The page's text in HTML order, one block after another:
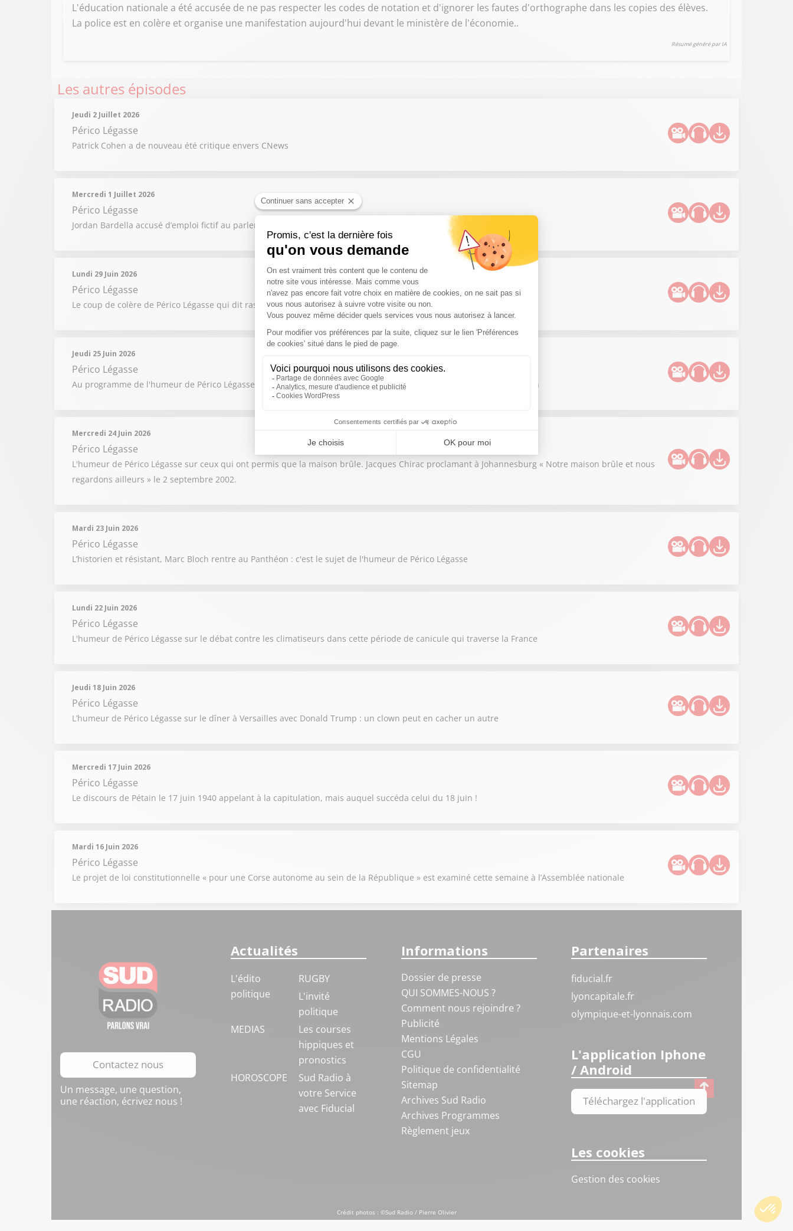
L'éducation nationale a été accusée de ne pas respecter les codes de notation et d'ignorer les fautes d'orthographe dans les copies des élèves.
La police est en colère et organise une manifestation aujourd'hui devant le ministère de l'économie..
Résumé généré par IA
Les autres épisodes
Jeudi 2 Juillet 2026
Périco Légasse
Patrick Cohen a de nouveau été critique envers CNews
Mercredi 1 Juillet 2026
Périco Légasse
Jordan Bardella accusé d’emploi fictif au parlement européen du 16 février au 30 juin… 2015. Quel heureux hasard !
Lundi 29 Juin 2026
Périco Légasse
Le coup de colère de Périco Légasse qui dit ras le bol des juges qui se croient au dessus des lois.
Jeudi 25 Juin 2026
Périco Légasse
Au programme de l'humeur de Périco Légasse : La récupération politique autour de la panthéonisation de Marc Bloch
Mercredi 24 Juin 2026
Périco Légasse
L'humeur de Périco Légasse sur ceux qui ont permis que la maison brûle. Jacques Chirac proclamant à Johannesburg « Notre maison brûle et nous
regardons ailleurs » le 2 septembre 2002.
Mardi 23 Juin 2026
Périco Légasse
L’historien et résistant, Marc Bloch rentre au Panthéon : c'est le sujet de l'humeur de Périco Légasse
Lundi 22 Juin 2026
Périco Légasse
L'humeur de Périco Légasse sur le débat contre les climatiseurs dans cette période de canicule qui traverse la France
Jeudi 18 Juin 2026
Périco Légasse
L’humeur de Périco Légasse sur le dîner à Versailles avec Donald Trump : un clown peut en cacher un autre
Mercredi 17 Juin 2026
Périco Légasse
Le discours de Pétain le 17 juin 1940 appelant à la capitulation, mais auquel succéda celui du 18 juin !
Mardi 16 Juin 2026
Périco Légasse
Le projet de loi constitutionnelle « pour une Corse autonome au sein de la République » est examiné cette semaine à l’Assemblée nationale
Contactez nous
Un message, une question,
une réaction, écrivez nous !
Actualités
L'édito
politique
RUGBY
L'invité
politique
MEDIAS
Les courses
hippiques et
pronostics
HOROSCOPE
Sud Radio à
votre Service
avec Fiducial
Informations
Dossier de presse
QUI SOMMES-NOUS ?
Comment nous rejoindre ?
Publicité
Mentions Légales
CGU
Politique de confidentialité
Sitemap
Archives Sud Radio
Archives Programmes
Règlement jeux
Partenaires
fiducial.fr
lyoncapitale.fr
olympique-et-lyonnais.com
L'application Iphone
/ Android
Téléchargez l'application
Les cookies
Gestion des cookies
Crédit photos : ©Sud Radio / Pierre Olivier